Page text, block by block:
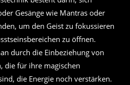
Gesänge wie Mantras oder
um den Geist zu fokussieren
zu öffnen.
durch die Einbeziehung von
die für ihre magischen
die Energie noch verstärken.